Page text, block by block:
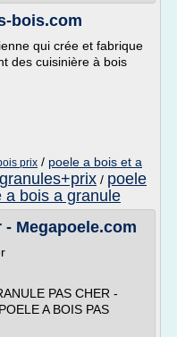
bois.com
qui crée et fabrique
des cuisinière à bois
prix / poele a bois et a
/ poele
a bois a granule
Megapoele.com
PAS CHER -
A BOIS PAS